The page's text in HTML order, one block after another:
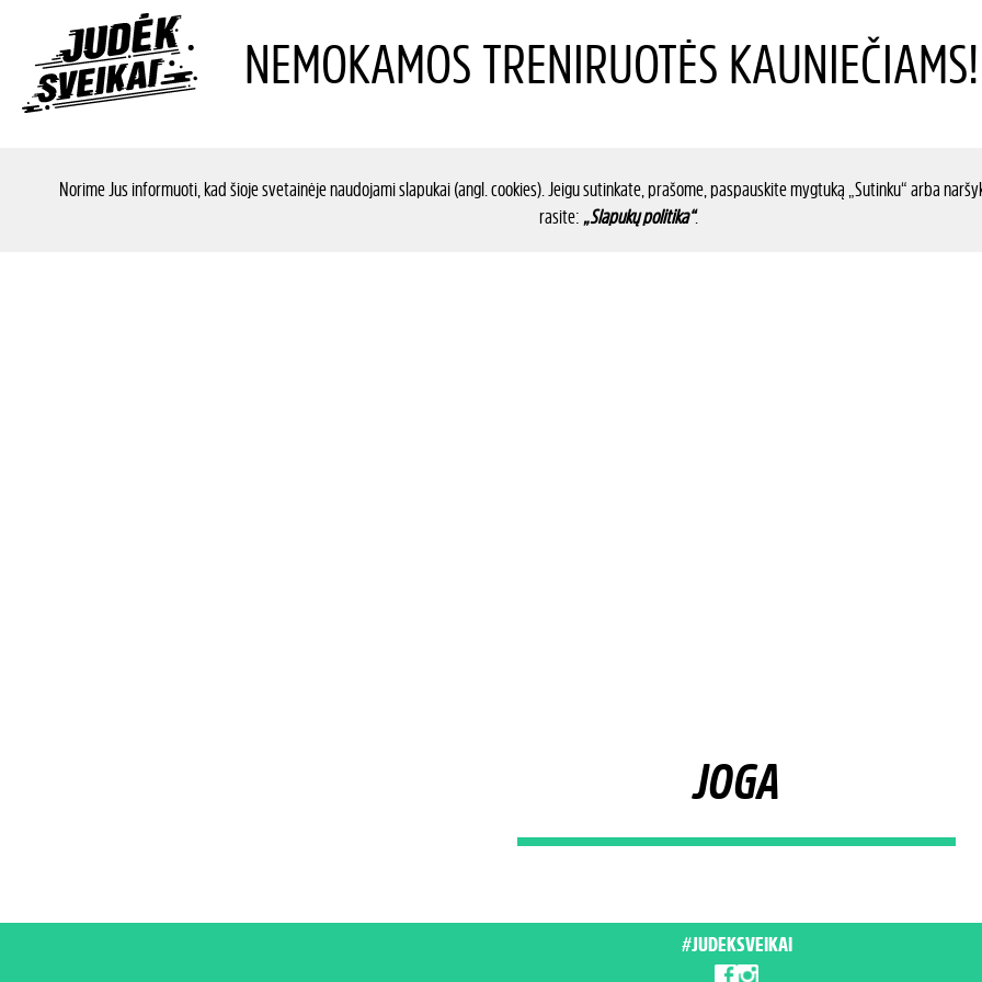
NEMOKAMOS TRENIRUOTĖS KAUNIEČIAMS!
Norime Jus informuoti, kad šioje svetainėje naudojami slapukai (angl. cookies). Jeigu sutinkate, prašome, paspauskite mygtuką „Sutinku“ arba
rasite: „Slapukų politika“.
JOGA
#JUDEKSVEIKAI